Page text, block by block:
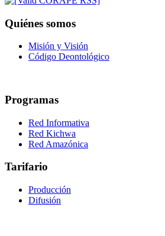
Quiénes somos
Misión y Visión
Código Deontológico
Programas
Red Informativa
Red Kichwa
Red Amazónica
Tarifario
Producción
Difusión